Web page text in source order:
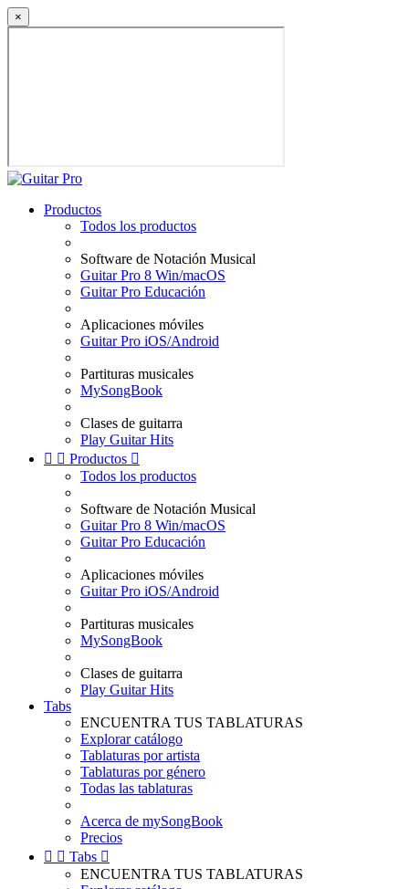
×
Productos
Todos los productos
Software de Notación Musical
Guitar Pro 8 Win/macOS
Guitar Pro Educación
Aplicaciones móviles
Guitar Pro iOS/Android
Partituras musicales
MySongBook
Clases de guitarra
Play Guitar Hits
  Productos 
Todos los productos
Software de Notación Musical
Guitar Pro 8 Win/macOS
Guitar Pro Educación
Aplicaciones móviles
Guitar Pro iOS/Android
Partituras musicales
MySongBook
Clases de guitarra
Play Guitar Hits
Tabs
ENCUENTRA TUS TABLATURAS
Explorar catálogo
Tablaturas por artista
Tablaturas por género
Todas las tablaturas
Acerca de mySongBook
Precios
  Tabs 
ENCUENTRA TUS TABLATURAS